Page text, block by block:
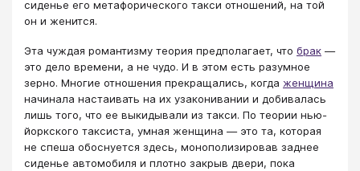
сиденье его метафорического такси отношений, на той
он и женится.
Эта чуждая романтизму теория предполагает, что брак —
это дело времени, а не чудо. И в этом есть разумное
зерно. Многие отношения прекращались, когда женщина
начинала настаивать на их узаконивании и добивалась
лишь того, что ее выкидывали из такси. По теории нью-
йоркского таксиста, умная женщина — это та, которая
не спеша обоснуется здесь, монополизировав заднее
сиденье автомобиля и плотно закрыв двери, пока